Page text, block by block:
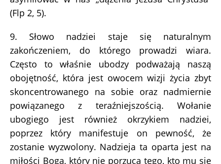
(Flp 2, 5).
9. Słowo nadziei staje się naturalnym
zakończeniem, do którego prowadzi wiara.
Często to właśnie ubodzy podważają naszą
obojętność, która jest owocem wizji życia zbyt
skoncentrowanego na sobie oraz nadmiernie
powiązanego z teraźniejszością. Wołanie
ubogiego jest również okrzykiem nadziei,
poprzez który manifestuje on pewność, że
zostanie wyzwolony. Nadzieja ta oparta jest na
miłości Boga, który nie porzuca tego, kto mu się